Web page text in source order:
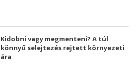
Kidobni vagy megmenteni? A túl
könnyű selejtezés rejtett környezeti
ára